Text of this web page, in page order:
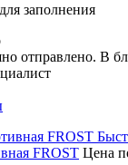
заполнения
отправлено. В
FROST Цена